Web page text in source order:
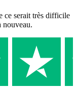
ce serait très difficile
nouveau.